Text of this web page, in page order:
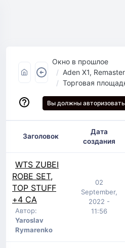
Окно в прошлое
Aden X1,
Торговая
Вы должны
Заголовок
Дата
создания
WTS ZUBEI
ROBE SET,
TOP STUFF
+4 CA
Автор:
Yaroslav
Rymarenko
02
September,
2022 -
11:56